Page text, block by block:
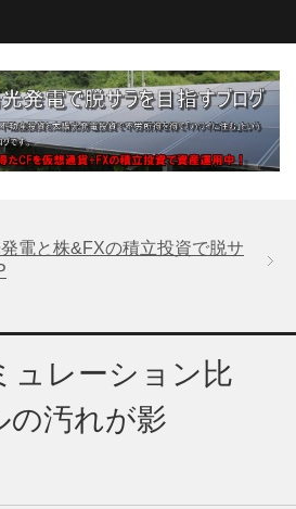
電と株&FXの積立投資で脱サ
ュレーション比
の汚れが影